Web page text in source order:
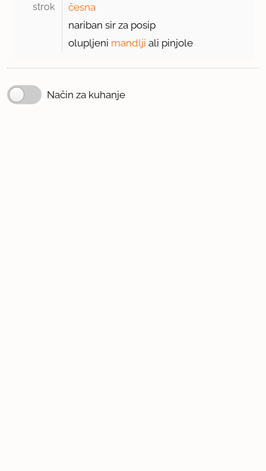
strok
česna
nariban sir za posip
olupljeni mandlji ali pinjole
Način za kuhanje